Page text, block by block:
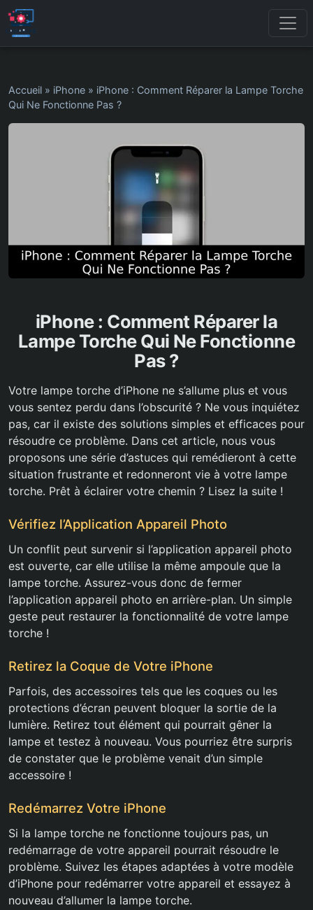
Accueil » iPhone » iPhone : Comment Réparer la Lampe Torche
Qui Ne Fonctionne Pas ?
iPhone : Comment Réparer la
Lampe Torche Qui Ne Fonctionne
Pas ?
Votre lampe torche d’iPhone ne s’allume plus et vous
vous sentez perdu dans l’obscurité ? Ne vous inquiétez
pas, car il existe des solutions simples et efficaces pour
résoudre ce problème. Dans cet article, nous vous
proposons une série d’astuces qui remédieront à cette
situation frustrante et redonneront vie à votre lampe
torche. Prêt à éclairer votre chemin ? Lisez la suite !
Vérifiez l’Application Appareil Photo
Un conflit peut survenir si l’application appareil photo
est ouverte, car elle utilise la même ampoule que la
lampe torche. Assurez-vous donc de fermer
l’application appareil photo en arrière-plan. Un simple
geste peut restaurer la fonctionnalité de votre lampe
torche !
Retirez la Coque de Votre iPhone
Parfois, des accessoires tels que les coques ou les
protections d’écran peuvent bloquer la sortie de la
lumière. Retirez tout élément qui pourrait gêner la
lampe et testez à nouveau. Vous pourriez être surpris
de constater que le problème venait d’un simple
accessoire !
Redémarrez Votre iPhone
Si la lampe torche ne fonctionne toujours pas, un
redémarrage de votre appareil pourrait résoudre le
problème. Suivez les étapes adaptées à votre modèle
d’iPhone pour redémarrer votre appareil et essayez à
nouveau d’allumer la lampe torche.